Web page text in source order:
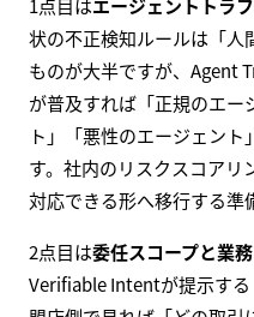
1点目はエージェントトラ
状の不正検知ルールは「人
ものが大半ですが、Agent
が普及すれば「正規のエー
ト」「悪性のエージェン
す。社内のリスクスコアリ
対応できる形へ移行する準
2点目は委任スコープと業
Verifiable Intentが提示す